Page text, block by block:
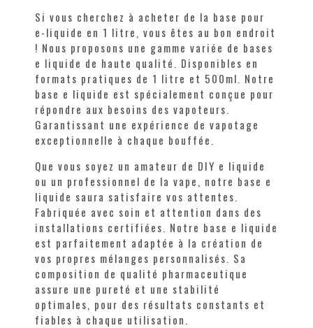
Si vous cherchez à acheter de la base pour
e-liquide en 1 litre, vous êtes au bon endroit
! Nous proposons une gamme variée de bases
e liquide de haute qualité. Disponibles en
formats pratiques de 1 litre et 500ml. Notre
base e liquide est spécialement conçue pour
répondre aux besoins des vapoteurs.
Garantissant une expérience de vapotage
exceptionnelle à chaque bouffée.
Que vous soyez un amateur de DIY e liquide
ou un professionnel de la vape, notre base e
liquide saura satisfaire vos attentes.
Fabriquée avec soin et attention dans des
installations certifiées. Notre base e liquide
est parfaitement adaptée à la création de
vos propres mélanges personnalisés. Sa
composition de qualité pharmaceutique
assure une pureté et une stabilité
optimales, pour des résultats constants et
fiables à chaque utilisation.